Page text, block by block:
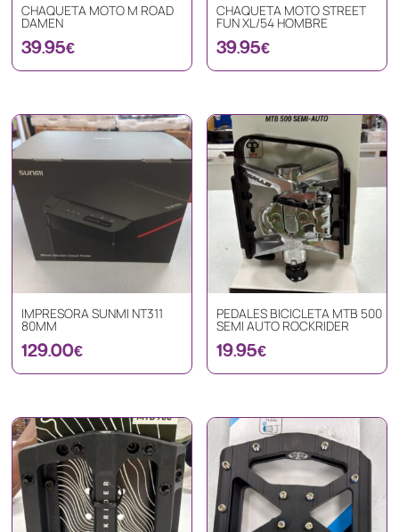
CHAQUETA MOTO M ROAD
DAMEN
39.95€
CHAQUETA MOTO STREET
FUN XL/54 HOMBRE
39.95€
IMPRESORA SUNMI NT311
80MM
129.00€
PEDALES BICICLETA MTB 500
SEMI AUTO ROCKRIDER
19.95€